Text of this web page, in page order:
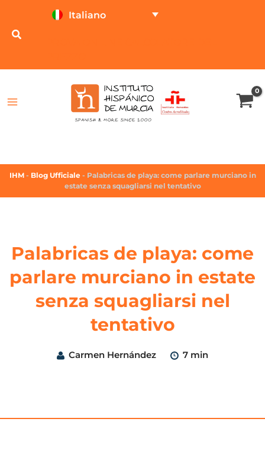
Italiano
IHM - Blog Ufficiale - Palabricas de playa: come parlare murciano in
estate senza squagliarsi nel tentativo
Palabricas de playa: come
parlare murciano in estate
senza squagliarsi nel
tentativo
Carmen Hernández 7 min